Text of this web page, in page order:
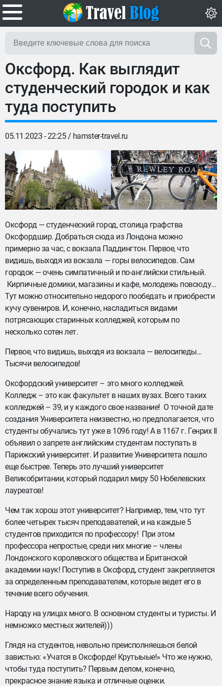
Оксфорд. Как выглядит
студенческий городок и как
туда поступить
05.11.2023 - 22:25 / hamster-travel.ru
Оксфорд — студенческий город, столица графства
Оксфордшир. Добраться сюда из Лондона можно
примерно за час, с вокзала Паддингтон. Первое, что
видишь, выходя из вокзала — горы велосипедов. Сам
городок — очень симпатичный и по-английски стильный.
Кирпичные домики, магазины и кафе, молодежь повсюду…
Тут можно относительно недорого пообедать и приобрести
кучу сувениров. И, конечно, насладиться видами
потрясающих старинных колледжей, которым по
несколько сотен лет.
Первое, что видишь, выходя из вокзала — велосипеды…
Тысячи велосипедов!
Оксфордский университет – это много колледжей.
Колледж – это как факультет в наших вузах. Всего таких
колледжей – 39, и у каждого свое название! О точной дате
создания Университета неизвестно, но предполагается, что
студенты обучались тут уже в 1096 году! А в 1167 г. Генрих II
объявил о запрете английским студентам поступать в
Парижский университет. И развитие Университета пошло
еще быстрее. Теперь это лучший университет
Великобритании, который подарил миру 50 Нобелевских
лауреатов!
Чем так хорош этот университет? Например, тем, что тут
более четырех тысяч преподавателей, и на каждые 5
студентов приходится по профессору! При этом
профессора непростые, среди них многие – члены
Лондонского королевского общества и Британской
академии наук! Поступив в Оксфорд, студент закрепляется
за определенным преподавателем, которые ведет его в
течение всего обучения.
Народу на улицах много. В основном студенты и туристы. И
немножко местных жителей)))
Глядя на студентов, невольно преисполняешься белой
завистью: «Учатся в Оксфорде! Крутыыые!» Что же нужно,
чтобы туда поступить? Первым делом, конечно,
прекрасное знание языка и отличные оценки.